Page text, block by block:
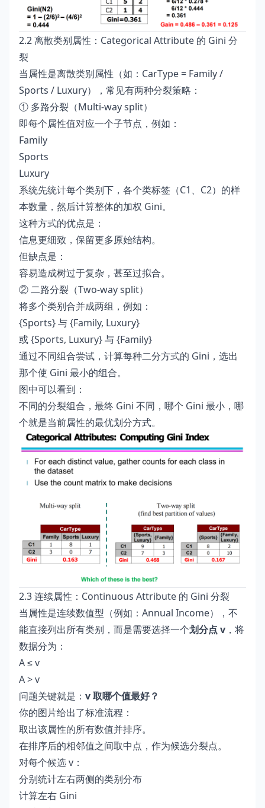
2.2 离散类别属性：Categorical Attribute 的 Gini 分
裂
当属性是离散类别属性（如：CarType = Family /
Sports / Luxury），常见有两种分裂策略：
① 多路分裂（Multi-way split）
即每个属性值对应一个子节点，例如：
Family
Sports
Luxury
系统先统计每个类别下，各个类标签（C1、C2）的样
本数量，然后计算整体的加权 Gini。
这种方式的优点是：
信息更细致，保留更多原始结构。
但缺点是：
容易造成树过于复杂，甚至过拟合。
② 二路分裂（Two-way split）
将多个类别合并成两组，例如：
{Sports} 与 {Family, Luxury}
或 {Sports, Luxury} 与 {Family}
通过不同组合尝试，计算每种二分方式的 Gini，选出
那个使 Gini 最小的组合。
图中可以看到：
不同的分裂组合，最终 Gini 不同，哪个 Gini 最小，哪
个就是当前属性的最优划分方式。
2.3 连续属性：Continuous Attribute 的 Gini 分裂
当属性是连续数值型（例如：Annual Income），不
能直接列出所有类别，而是需要选择一个划分点 v ，将
数据分为：
A ≤ v
A > v
问题关键就是： v 取哪个值最好？
你的图片给出了标准流程：
取出该属性的所有数值并排序。
在排序后的相邻值之间取中点，作为候选分裂点。
对每个候选 v：
分别统计左右两侧的类别分布
计算左右 Gini